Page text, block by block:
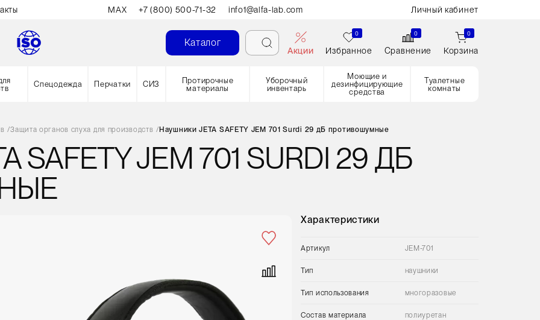
MAX +7 (800) 500-71-32 info1@alfa-lab.com Личный кабинет
Каталог
Акции
0
Избранное
0
Сравнение
0
Корзина
Спецодежда Перчатки СИЗ
Протирочные
материалы
Уборочный
инвентарь
Моющие и
дезинфицирующие
средства
Туалетные
комнаты
/Защита органов слуха для производств / Наушники JETA SAFETY JEM 701 Surdi 29 дБ противошумные
JEM 701 SURDI 29 ДБ
Характеристики
Артикул JEM-701
Тип наушники
Тип использования многоразовые
Состав материала полиуретан